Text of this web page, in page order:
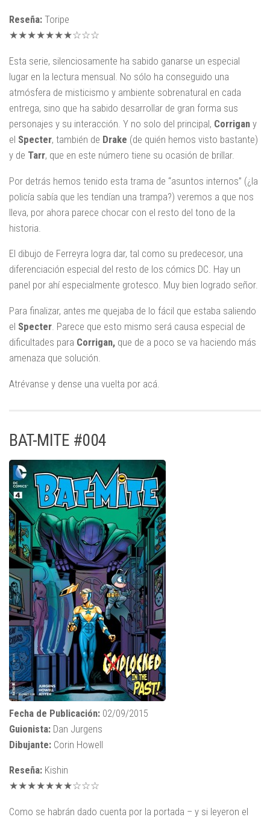
Reseña: Toripe
★★★★★★★☆☆☆
Esta serie, silenciosamente ha sabido ganarse un especial
lugar en la lectura mensual. No sólo ha conseguido una
atmósfera de misticismo y ambiente sobrenatural en cada
entrega, sino que ha sabido desarrollar de gran forma sus
personajes y su interacción. Y no solo del principal, Corrigan y
el Specter, también de Drake (de quién hemos visto bastante)
y de Tarr, que en este número tiene su ocasión de brillar.
Por detrás hemos tenido esta trama de “asuntos internos” (¿la
policía sabía que les tendían una trampa?) veremos a que nos
lleva, por ahora parece chocar con el resto del tono de la
historia.
El dibujo de Ferreyra logra dar, tal como su predecesor, una
diferenciación especial del resto de los cómics DC. Hay un
panel por ahí especialmente grotesco. Muy bien logrado señor.
Para finalizar, antes me quejaba de lo fácil que estaba saliendo
el Specter . Parece que esto mismo será causa especial de
dificultades para Corrigan, que de a poco se va haciendo más
amenaza que solución.
Atrévanse y dense una vuelta por acá.
BAT-MITE #004
Fecha de Publicación: 02/09/2015
Guionista: Dan Jurgens
Dibujante: Corin Howell
Reseña: Kishin
★★★★★★★☆☆☆
Como se habrán dado cuenta por la portada – y si leyeron el